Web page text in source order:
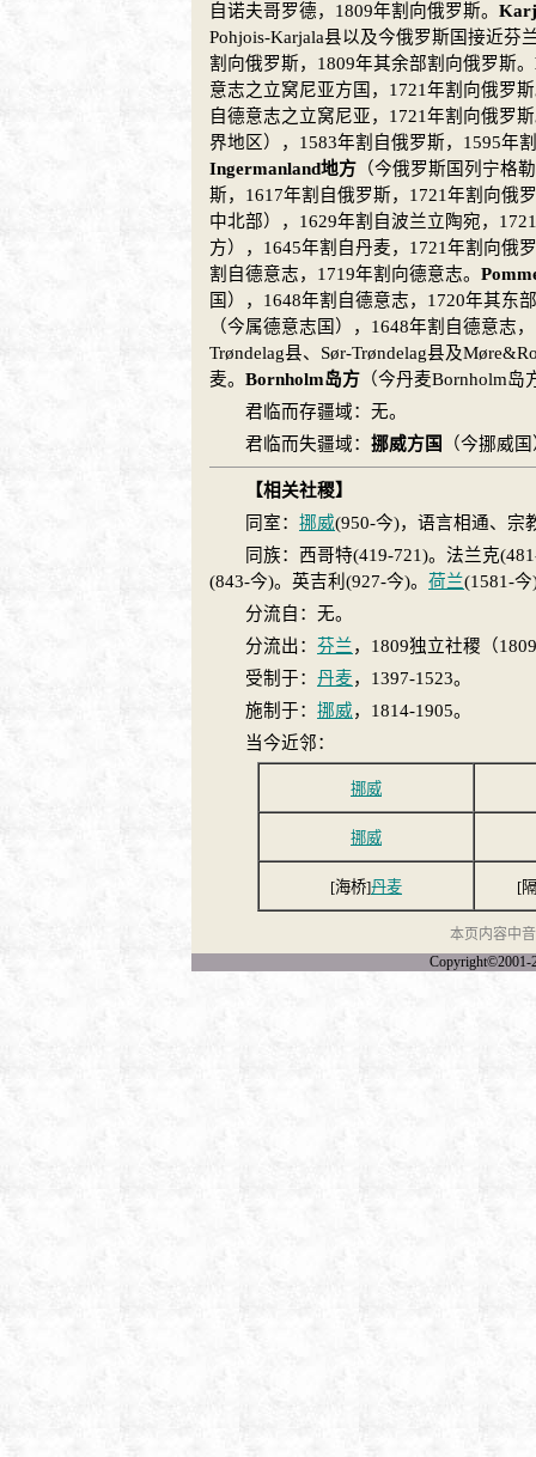
自诺夫哥罗德，1809年割向俄罗斯。
Pohjois-Karjala县以及今俄罗斯 国接近芬
割向俄罗斯，1809年其余部割向俄罗斯。
意志之立窝尼亚方国，1721年割向俄罗斯
自德意志之立窝尼亚，1721年割向俄罗斯
界地区），1583年割自俄罗斯， 1595年
Ingermanland地方 （今俄罗斯 国 列宁格勒
斯，1617年割自俄罗斯， 1721年割向俄
中北部），1629年割自波兰立陶宛，
方），1645年割自丹麦，1721年割向俄
割自德意志， 1719年割向德意志。
国），1648年割自德意志，1720年其东
（今属德意志 国），1648年割自德意志
Trøndelag县、Sør-Trøndelag县及
麦。 Bornholm岛方 （今丹麦Bornholm岛
君临而存疆域：无。
君临而失疆域： 挪威方国 （今挪威
【相关社稷】
同室： 挪威(950-今)，语言相通、宗
同族：西哥特(419-721)。 法兰克
(843-今)。 英吉利 (927-今)。 荷兰(1581-
分流自：无。
分流出： 芬兰，1809独立社稷（
受制于： 丹麦，1397-1523。
施制于： 挪威，1814-1905。
当今近邻：
挪威
挪威
[海桥]丹麦 [
本页内容中
Copyright©2001-